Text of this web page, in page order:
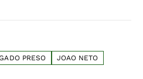
PRESO JOAO NETO